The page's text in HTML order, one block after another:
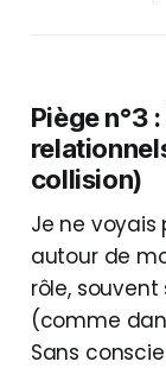
Piège n°3
collision)
Je ne voyais
autour de
rôle,
(comme
Sans